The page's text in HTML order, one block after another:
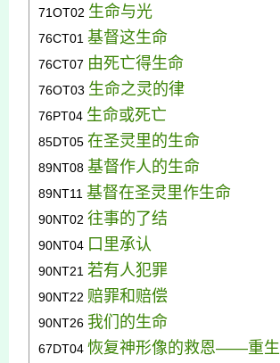
71OT02 生命与光
76CT01 基督这生命
76CT07 由死亡得生命
76OT03 生命之灵的律
76PT04 生命或死亡
85DT05 在圣灵里的生命
89NT08 基督作人的生命
89NT11 基督在圣灵里作生命
90NT02 往事的了结
90NT04 口里承认
90NT21 若有人犯罪
90NT22 赔罪和赔偿
90NT26 我们的生命
67DT04 恢复神形像的救恩——重生